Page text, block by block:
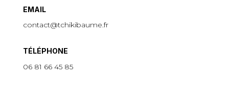
EMAIL
contact@tchikibaume.fr
TÉLÉPHONE
06 81 66 45 85